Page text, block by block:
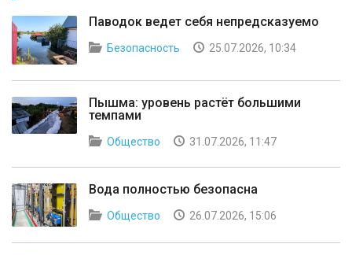
Паводок ведет себя непредсказуемо
Безопасность 25.07.2026, 10:34
Пышма: уровень растёт большими
темпами
Общество 31.07.2026, 11:47
Вода полностью безопасна
Общество 26.07.2026, 15:06